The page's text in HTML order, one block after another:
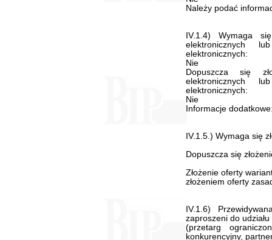
Należy podać
IV.1.4) Wymaga
elektronicznych
elektronicznych:
Nie
Dopuszcza się
elektronicznych
elektronicznych:
Nie
Informacje
IV.1.5.) Wymaga się
Dopuszcza się
Złożenie oferty
złożeniem oferty
IV.1.6)
zaproszeni do
(przetarg
konkurencyjny,